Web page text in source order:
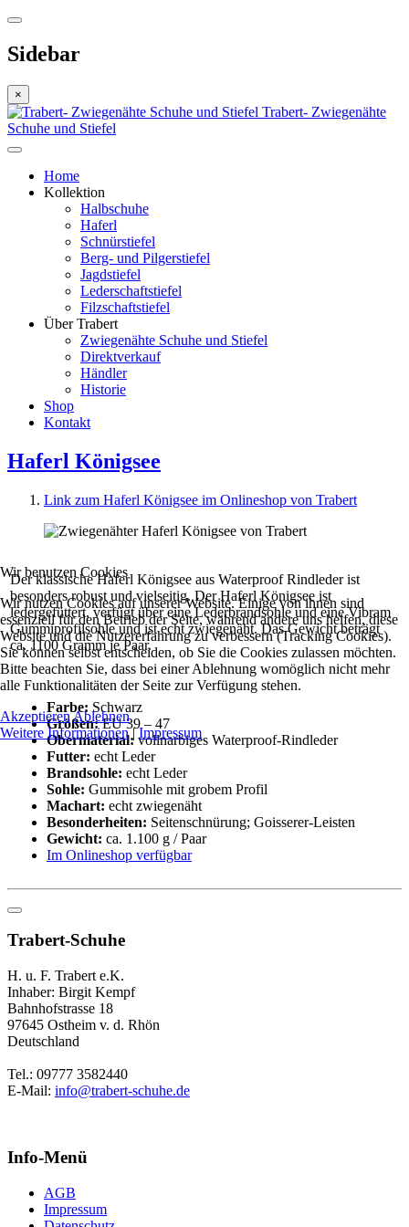
Sidebar
×
Trabert- Zwiegenähte
Schuhe und Stiefel
Home
Kollektion
Halbschuhe
Haferl
Schnürstiefel
Berg- und Pilgerstiefel
Jagdstiefel
Lederschaftstiefel
Filzschaftstiefel
Über Trabert
Zwiegenähte Schuhe und Stiefel
Direktverkauf
Händler
Historie
Shop
Kontakt
Haferl Königsee
Link zum Haferl Königsee im Onlineshop von Trabert
Der klassische Haferl Königsee aus Waterproof Rindleder ist
besonders robust und vielseitig. Der Haferl Königsee ist
ledergefüttert, verfügt über eine Lederbrandsohle und eine Vibram
Gummiprofilsohle und ist echt zwiegenäht. Das Gewicht beträgt
ca. 1100 Gramm je Paar.
Farbe: Schwarz
Größen:EU 39 – 47
Obermaterial: vollnarbiges Waterproof-Rindleder
Futter: echt Leder
Brandsohle: echt Leder
Sohle: Gummisohle mit grobem Profil
Machart: echt zwiegenäht
Besonderheiten: Seitenschnürung; Goisserer-Leisten
Gewicht: ca. 1.100 g / Paar
Im Onlineshop verfügbar
Trabert-Schuhe
H. u. F. Trabert e.K.
Inhaber: Birgit Kempf
Bahnhofstrasse 18
97645 Ostheim v. d. Rhön
Deutschland
Tel.: 09777 3582440
E-Mail: info@trabert-schuhe.de
Info-Menü
AGB
Impressum
Wir benutzen Cookies
Wir nutzen Cookies auf unserer Website. Einige von ihnen sind
essenziell für den Betrieb der Seite, während andere uns helfen, diese
Website und die Nutzererfahrung zu verbessern (Tracking Cookies).
Sie können selbst entscheiden, ob Sie die Cookies zulassen möchten.
Bitte beachten Sie, dass bei einer Ablehnung womöglich nicht mehr
alle Funktionalitäten der Seite zur Verfügung stehen.
AkzeptierenAblehnen
Weitere Informationen|Impressum